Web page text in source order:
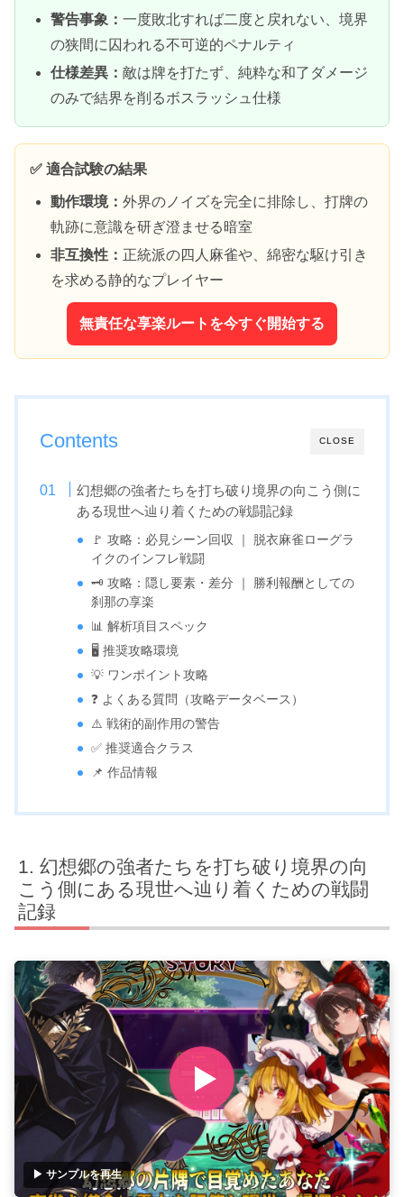
警告事象：一度敗北すれば二度と戻れない、境界
の狭間に囚われる不可逆的ペナルティ
仕様差異：敵は牌を打たず、純粋な和了ダメージ
のみで結界を削るボスラッシュ仕様
✅ 適合試験の結果
動作環境：外界のノイズを完全に排除し、打牌の
軌跡に意識を研ぎ澄ませる暗室
非互換性： 正統派の四人麻雀や、綿密な駆け引き
を求める静的なプレイヤー
無責任な享楽ルートを今すぐ開始する
CLOSE
Contents
幻想郷の強者たちを打ち破り境界の向こう側に
ある現世へ辿り着くための戦闘記録
🚩 攻略：必見シーン回収 ｜ 脱衣麻雀ローグラ
イクのインフレ戦闘
🗝️ 攻略：隠し要素・差分 ｜ 勝利報酬としての
刹那の享楽
📊 解析項目スペック
🖥️ 推奨攻略環境
💡 ワンポイント攻略
❓ よくある質問（攻略データベース）
⚠️ 戦術的副作用の警告
✅ 推奨適合クラス
📌 作品情報
幻想郷の強者たちを打ち破り境界の向
こう側にある現世へ辿り着くための戦闘
記録
▶ サンプルを再生